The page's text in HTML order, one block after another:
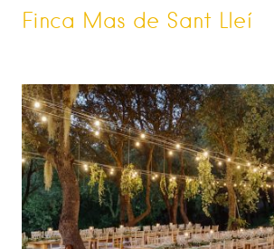
Finca Mas de Sant Lleí